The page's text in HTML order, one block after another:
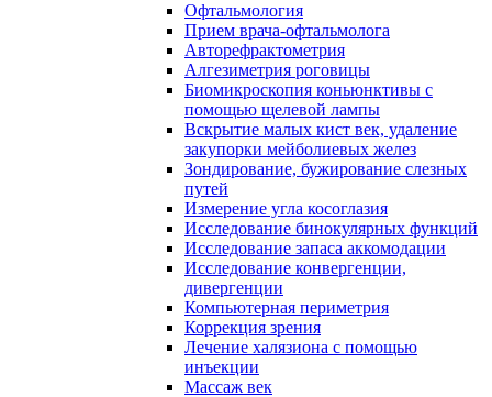
Офтальмология
Прием врача-офтальмолога
Авторефрактометрия
Алгезиметрия роговицы
Биомикроскопия коньюнктивы с
помощью щелевой лампы
Вскрытие малых кист век, удаление
закупорки мейболиевых желез
Зондирование, бужирование слезных
путей
Измерение угла косоглазия
Исследование бинокулярных функций
Исследование запаса аккомодации
Исследование конвергенции,
дивергенции
Компьютерная периметрия
Коррекция зрения
Лечение халязиона с помощью
инъекции
Массаж век